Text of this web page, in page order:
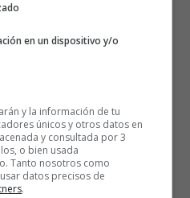
pie:
(th 6).
in the tin.
paper and dried
minutes.
en un dispositivo y/o
y la información de tu
únicos y otros datos en
y consultada por 3
o bien usada
Tanto nosotros como
datos precisos de
.